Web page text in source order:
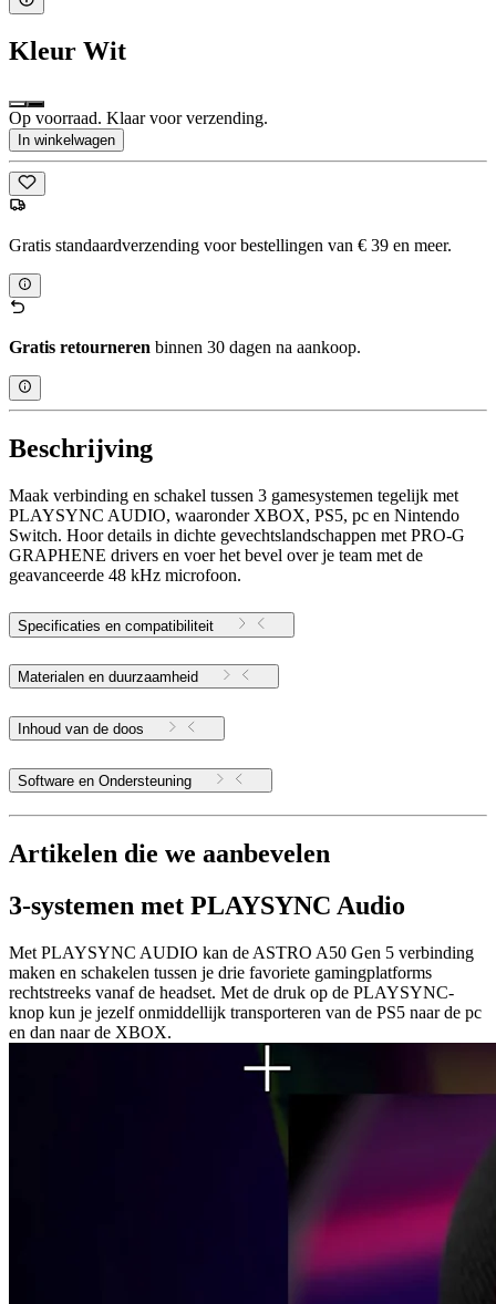
Kleur Wit
Op voorraad. Klaar voor verzending.
In winkelwagen
Gratis standaardverzending voor bestellingen van € 39 en meer.
Gratis retourneren binnen 30 dagen na aankoop.
Beschrijving
Maak verbinding en schakel tussen 3 gamesystemen tegelijk met
PLAYSYNC AUDIO, waaronder XBOX, PS5, pc en Nintendo
Switch. Hoor details in dichte gevechtslandschappen met PRO-G
GRAPHENE drivers en voer het bevel over je team met de
geavanceerde 48 kHz microfoon.
Specificaties en compatibiliteit
Materialen en duurzaamheid
Inhoud van de doos
Software en Ondersteuning
Artikelen die we aanbevelen
3-systemen met PLAYSYNC Audio
Met PLAYSYNC AUDIO kan de ASTRO A50 Gen 5 verbinding
maken en schakelen tussen je drie favoriete gamingplatforms
rechtstreeks vanaf de headset. Met de druk op de PLAYSYNC-
knop kun je jezelf onmiddellijk transporteren van de PS5 naar de pc
en dan naar de XBOX.